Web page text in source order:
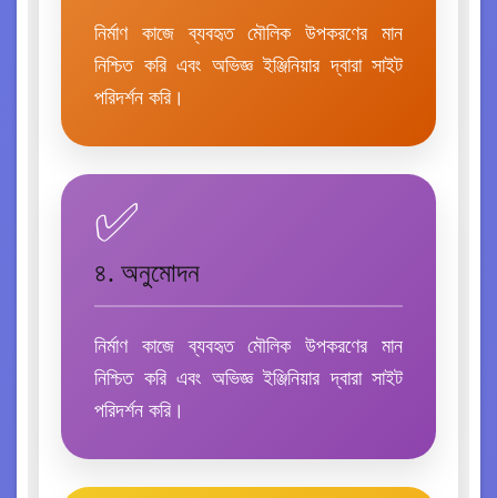
নির্মাণ কাজে ব্যবহৃত মৌলিক উপকরণের মান
নিশ্চিত করি এবং অভিজ্ঞ ইঞ্জিনিয়ার দ্বারা সাইট
পরিদর্শন করি।
✅
৪. অনুমোদন
নির্মাণ কাজে ব্যবহৃত মৌলিক উপকরণের মান
নিশ্চিত করি এবং অভিজ্ঞ ইঞ্জিনিয়ার দ্বারা সাইট
পরিদর্শন করি।